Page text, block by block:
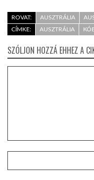
ROVAT: AUSZTRÁLIA
CÍMKE:
AUSZTRÁLIA
SZÓLJON HOZZÁ EHHEZ A